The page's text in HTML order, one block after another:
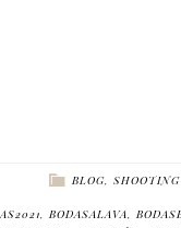
BLOG, SHOOTING
, BODASALAVA,